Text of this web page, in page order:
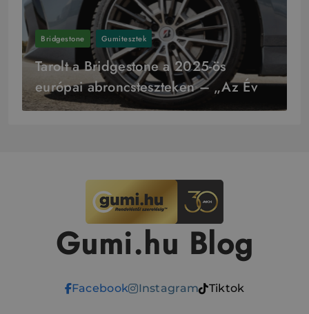
Bridgestone Gumitesztek
Tarolt a Bridgestone a 2025-ös
európai abroncsteszteken – „Az Év
Gyártója” cím is az övék
Gumi.hu Blog
Facebook Instagram Tiktok